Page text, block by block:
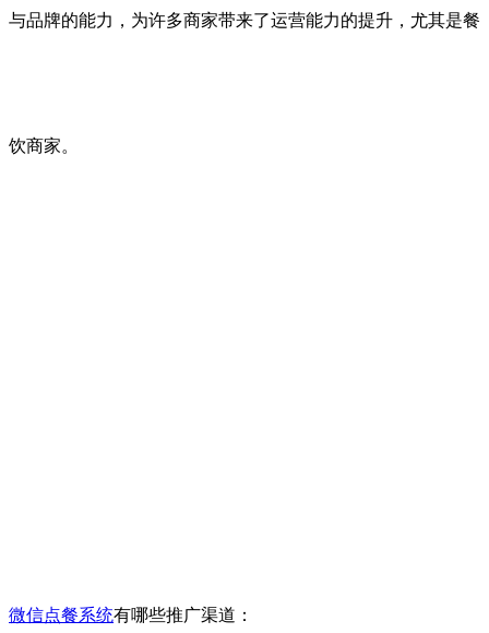
与品牌的能力，为许多商家带来了运营能力的提升，尤其是餐
饮商家。
微信点餐系统有哪些推广渠道：